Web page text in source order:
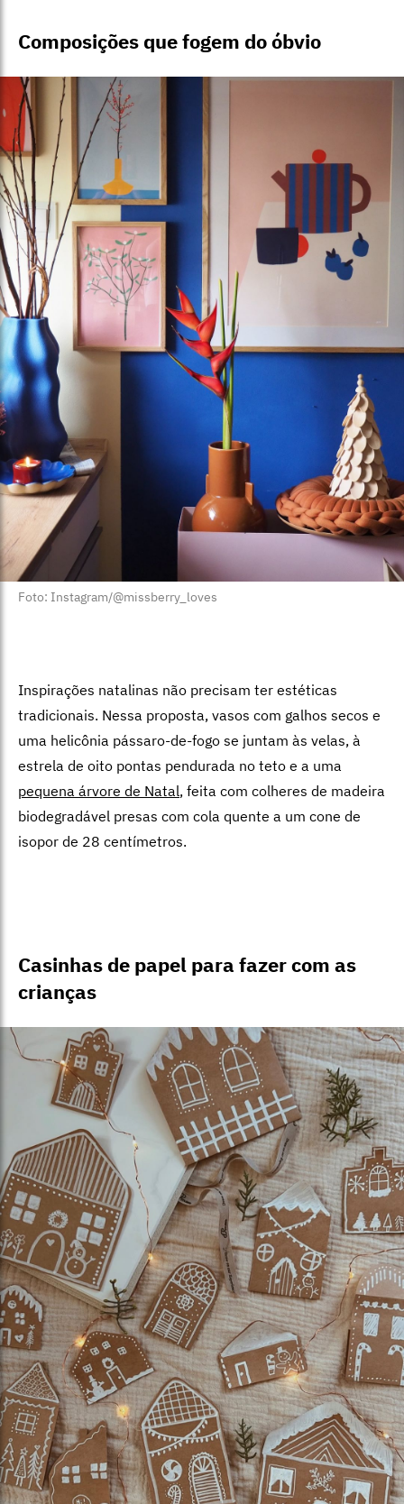
Composições que fogem do óbvio
Foto: Instagram/@missberry_loves
Inspirações natalinas não precisam ter estéticas
tradicionais. Nessa proposta, vasos com galhos secos e
uma helicônia pássaro-de-fogo se juntam às velas, à
estrela de oito pontas pendurada no teto e a uma
pequena árvore de Natal, feita com colheres de madeira
biodegradável presas com cola quente a um cone de
isopor de 28 centímetros.
Casinhas de papel para fazer com as
crianças